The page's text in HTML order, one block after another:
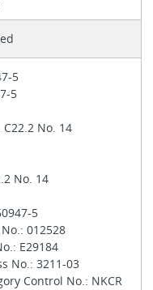
5
5
C22.2 No. 14
No. 14
5
No.: 012528
E29184
No.: 3211-03
Control No.: NKCR